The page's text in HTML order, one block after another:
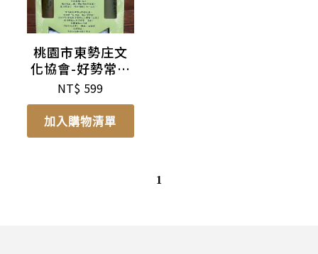
桃園市東勢庄文
化協會-好勢常來
禮盒組
NT$ 599
加入購物清單
1